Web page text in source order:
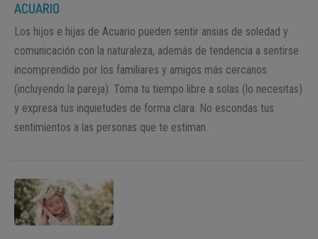
ACUARIO
Los hijos e hijas de Acuario pueden sentir ansias de soledad y
comunicación con la naturaleza, además de tendencia a sentirse
incomprendido por los familiares y amigos más cercanos
(incluyendo la pareja). Toma tu tiempo libre a solas (lo necesitas)
y expresa tus inquietudes de forma clara. No escondas tus
sentimientos a las personas que te estiman.